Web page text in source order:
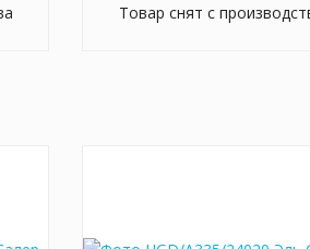
Товар снят с